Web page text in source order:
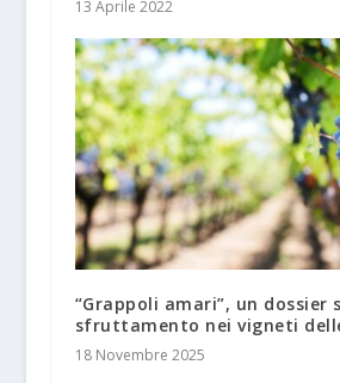
13 Aprile 2022
“Grappoli amari”, un dossier
sfruttamento nei vigneti
18 Novembre 2025